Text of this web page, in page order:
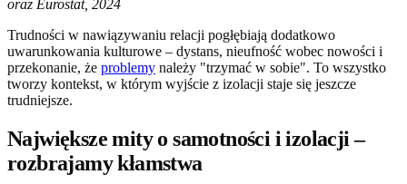
oraz Eurostat, 2024
Trudności w nawiązywaniu relacji pogłębiają dodatkowo
uwarunkowania kulturowe – dystans, nieufność wobec nowości i
przekonanie, że problemy należy "trzymać w sobie". To wszystko
tworzy kontekst, w którym wyjście z izolacji staje się jeszcze
trudniejsze.
Największe mity o samotności i izolacji –
rozbrajamy kłamstwa